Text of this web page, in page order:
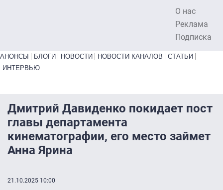
О нас
Реклама
Подписка
Primary links bottom
АНОНСЫ БЛОГИ НОВОСТИ НОВОСТИ КАНАЛОВ
СТАТЬИ
ИНТЕРВЬЮ
Дмитрий Давиденко покидает пост
главы департамента
кинематографии, его место займет
Анна Ярина
21.10.2025 10:00